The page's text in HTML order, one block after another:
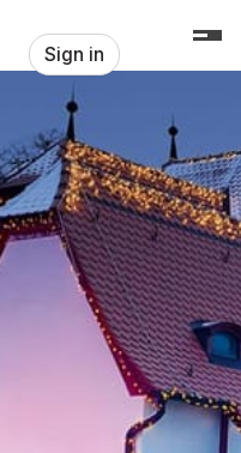
Sign in